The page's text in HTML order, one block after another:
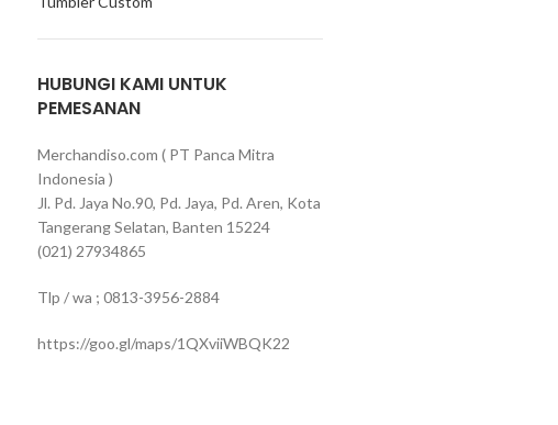
HUBUNGI KAMI UNTUK
PEMESANAN
Merchandiso.com ( PT Panca Mitra
Indonesia )
Jl. Pd. Jaya No.90, Pd. Jaya, Pd. Aren, Kota
Tangerang Selatan, Banten 15224
(021) 27934865
Tlp / wa ; 0813-3956-2884
https://goo.gl/maps/1QXviiWBQK22